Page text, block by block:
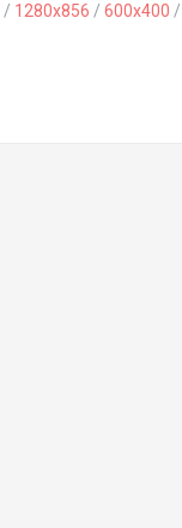
/ 1280x856 / 600x400 /